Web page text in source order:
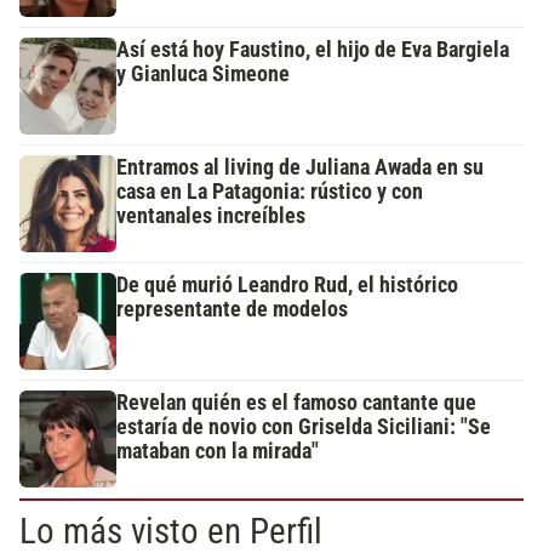
Así está hoy Faustino, el hijo de Eva Bargiela
y Gianluca Simeone
Entramos al living de Juliana Awada en su
casa en La Patagonia: rústico y con
ventanales increíbles
De qué murió Leandro Rud, el histórico
representante de modelos
Revelan quién es el famoso cantante que
estaría de novio con Griselda Siciliani: "Se
mataban con la mirada"
Lo más visto en Perfil